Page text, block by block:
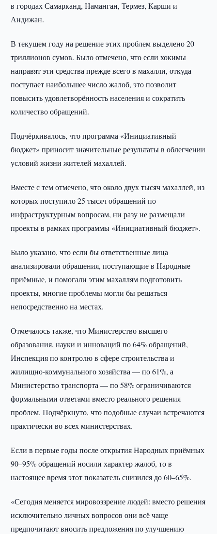
в городах Самарканд, Наманган, Термез, Карши и
Андижан.
В текущем году на решение этих проблем выделено 20
триллионов сумов. Было отмечено, что если хокимы
направят эти средства прежде всего в махалли, откуда
поступает наибольшее число жалоб, это позволит
повысить удовлетворённость населения и сократить
количество обращений.
Подчёркивалось, что программа «Инициативный
бюджет» приносит значительные результаты в облегчении
условий жизни жителей махаллей.
Вместе с тем отмечено, что около двух тысяч махаллей, из
которых поступило 25 тысяч обращений по
инфраструктурным вопросам, ни разу не размещали
проекты в рамках программы «Инициативный бюджет».
Было указано, что если бы ответственные лица
анализировали обращения, поступающие в Народные
приёмные, и помогали этим махаллям подготовить
проекты, многие проблемы могли бы решаться
непосредственно на местах.
Отмечалось также, что Министерство высшего
образования, науки и инноваций по 64% обращений,
Инспекция по контролю в сфере строительства и
жилищно-коммунального хозяйства — по 61%, а
Министерство транспорта — по 58% ограничиваются
формальными ответами вместо реального решения
проблем. Подчёркнуто, что подобные случаи встречаются
практически во всех министерствах.
Если в первые годы после открытия Народных приёмных
90–95% обращений носили характер жалоб, то в
настоящее время этот показатель снизился до 60–65%.
«Сегодня меняется мировоззрение людей: вместо решения
исключительно личных вопросов они всё чаще
предпочитают вносить предложения по улучшению